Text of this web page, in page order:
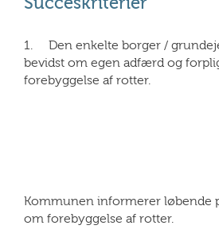
1. Den enkelte borger /
bevidst om egen adfærd og
forebyggelse af rotter.
Kommunen informerer løbende
om forebyggelse af rotter.